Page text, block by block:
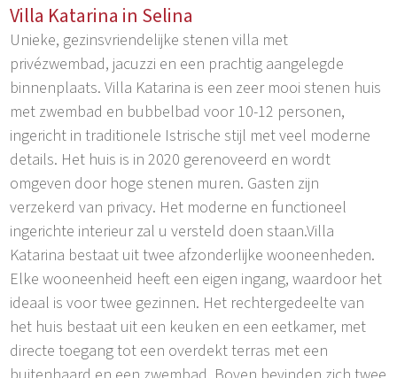
Villa Katarina in Selina
Unieke, gezinsvriendelijke stenen villa met
privézwembad, jacuzzi en een prachtig aangelegde
binnenplaats. Villa Katarina is een zeer mooi stenen huis
met zwembad en bubbelbad voor 10-12 personen,
ingericht in traditionele Istrische stijl met veel moderne
details. Het huis is in 2020 gerenoveerd en wordt
omgeven door hoge stenen muren. Gasten zijn
verzekerd van privacy. Het moderne en functioneel
ingerichte interieur zal u versteld doen staan.Villa
Katarina bestaat uit twee afzonderlijke wooneenheden.
Elke wooneenheid heeft een eigen ingang, waardoor het
ideaal is voor twee gezinnen. Het rechtergedeelte van
het huis bestaat uit een keuken en een eetkamer, met
directe toegang tot een overdekt terras met een